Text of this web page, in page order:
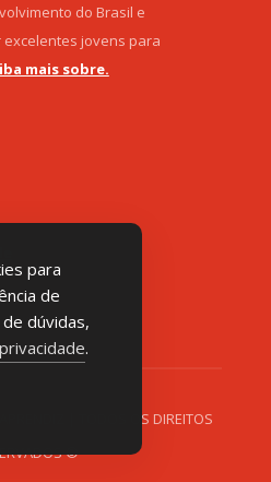
do Brasil e
jovens para
mais sobre.
| TODOS OS DIREITOS
©
para
de
dúvidas,
.